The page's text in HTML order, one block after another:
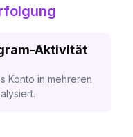
Aktivität
Konto in mehreren